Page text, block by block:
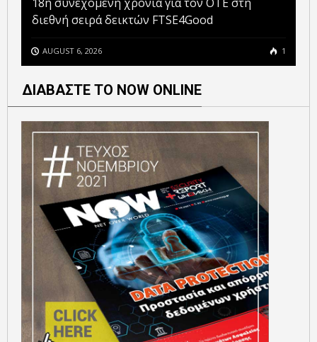
διεθνή σειρά δεικτών FTSE4Good
AUGUST 6, 2026 1
ΔΙΑΒΑΣΤΕ ΤΟ NOW ONLINE